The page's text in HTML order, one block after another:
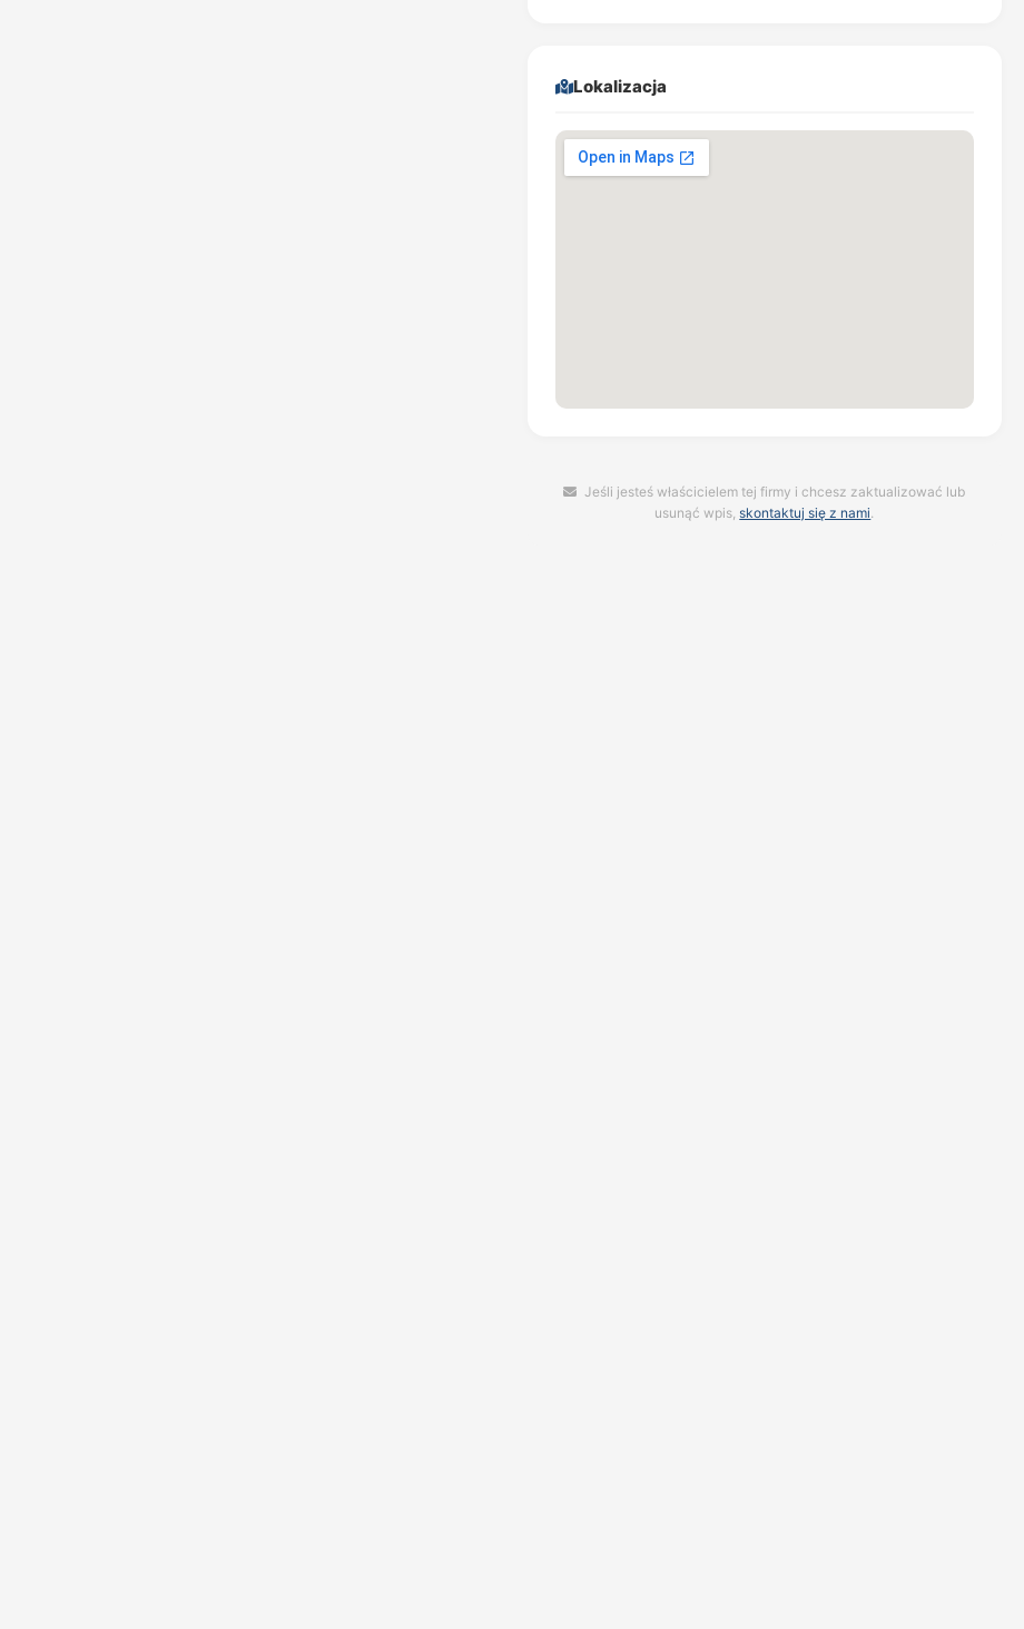
Lokalizacja
Jeśli jesteś właścicielem tej firmy i chcesz zaktualizować lub
usunąć wpis,skontaktuj się z nami.